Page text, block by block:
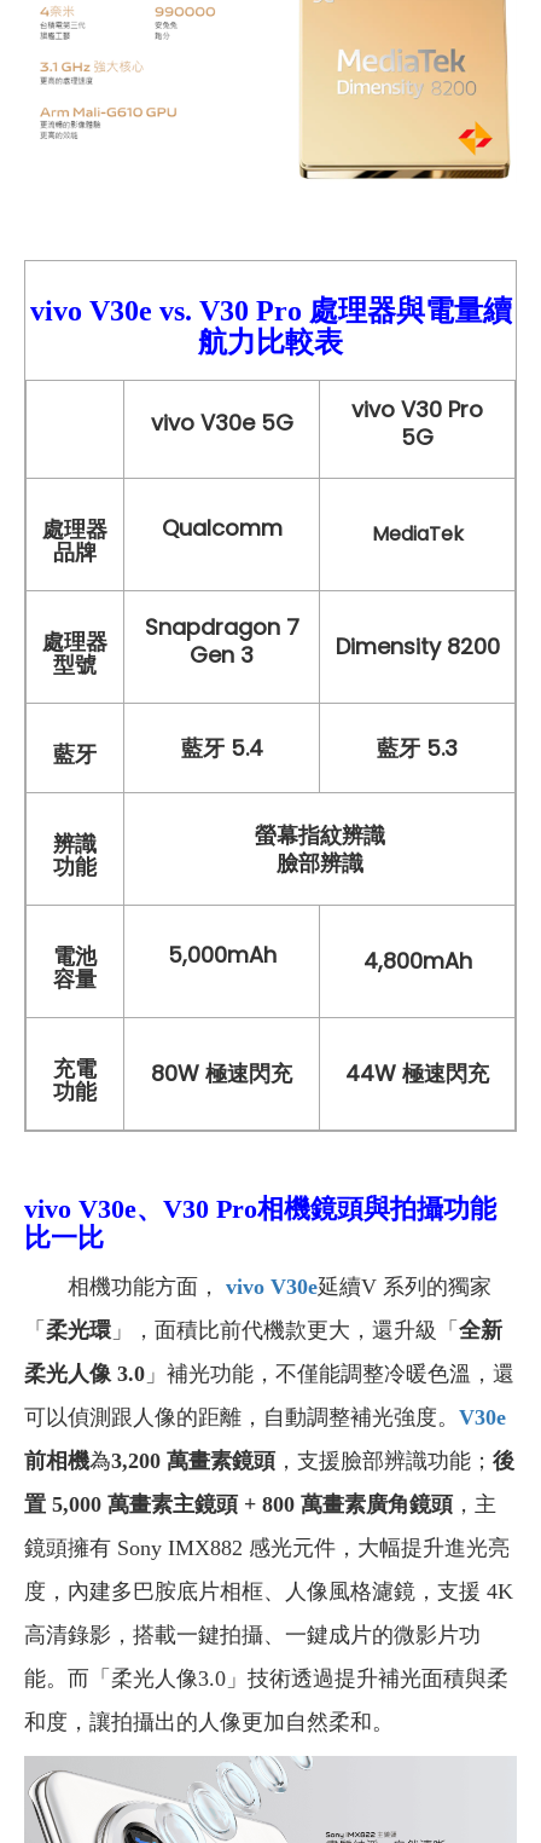
vivo V30e vs. V30 Pro 處理器與電量續
航力比較表
vivo V30e 5G
vivo V30 Pro
5G
處理器
品牌
Qualcomm MediaTek
處理器
型號
Snapdragon 7
Gen 3
Dimensity 8200
藍牙 藍牙 5.4 藍牙 5.3
辨識
功能
螢幕指紋辨識
臉部辨識
電池
容量
5,000mAh 4,800mAh
充電
功能
80W 極速閃充 44W 極速閃充
vivo V30e、V30 Pro相機鏡頭與拍攝功能
比一比
相機功能方面， vivo V30e延續V 系列的獨家
「 柔光環 」，面積比前代機款更大，還升級「 全新
柔光人像 3.0 」補光功能，不僅能調整冷暖色溫，還
可以偵測跟人像的距離，自動調整補光強度。 V30e
前相機為3,200 萬畫素鏡頭，支援臉部辨識功能； 後
置 5,000 萬畫素主鏡頭 + 800 萬畫素廣角鏡頭，主
鏡頭擁有 Sony IMX882 感光元件，大幅提升進光亮
度，內建多巴胺底片相框、人像風格濾鏡，支援 4K
高清錄影，搭載一鍵拍攝、一鍵成片的微影片功
能。而「柔光人像3.0」技術透過提升補光面積與柔
和度，讓拍攝出的人像更加自然柔和。